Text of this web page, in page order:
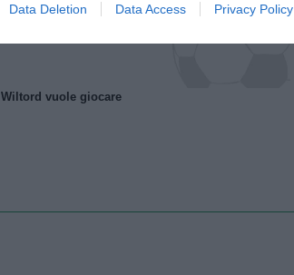
Data Deletion Data Access Privacy Policy
Wiltord vuole giocare